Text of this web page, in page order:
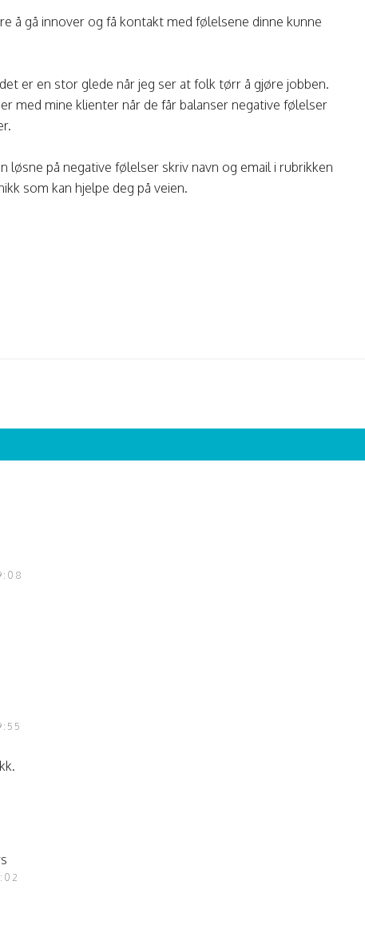
å gå innover og få kontakt med følelsene dinne kunne
er en stor glede når jeg ser at folk tørr å gjøre jobben.
med mine klienter når de får balanser negative følelser
løsne på negative følelser skriv navn og email i rubrikken
som kan hjelpe deg på veien.